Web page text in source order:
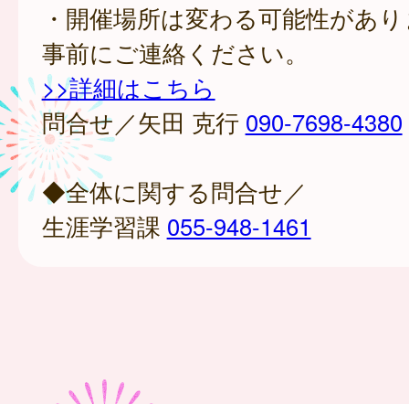
・開催場所は変わる可能性があ
事前にご連絡ください。
>>詳細はこちら
問合せ／矢田 克行 090-7698-4380
◆全体に関する問合せ／
生涯学習課 055-948-1461